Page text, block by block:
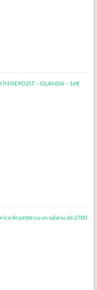
DEPOZIT – OLANDA – 16€
de pește cu un salariu de 2700